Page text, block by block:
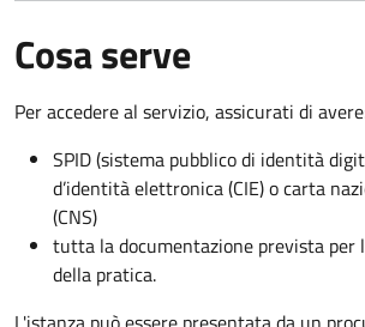
Cosa serve
Per accedere al servizio, assicurati di
SPID (sistema pubblico di identità
d’identità elettronica (CIE) o carta
(CNS)
tutta la documentazione prevista per
della pratica.